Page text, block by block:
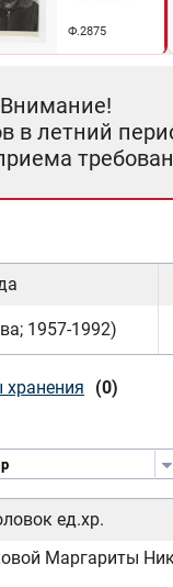
Ф.2875
Внимание!
летний
1957-1992)
(0)
ед.хр.
Маргариты